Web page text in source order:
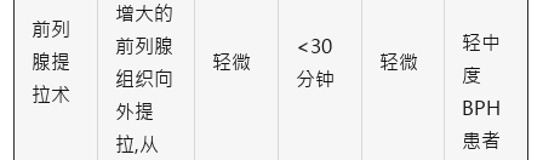
前列
腺提
拉术
增大的
前列腺
组织向
外提
拉,从
轻微
<30
分钟
轻微
轻中
度
BPH
患者